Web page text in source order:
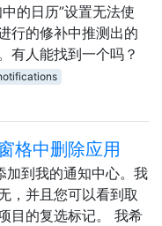
的日历”设置无法使
行的修补中推测出的
有人能找到一个吗？
格中删除应用
到我的通知中心。我
，并且您可以看到取
目的复选标记。 我希